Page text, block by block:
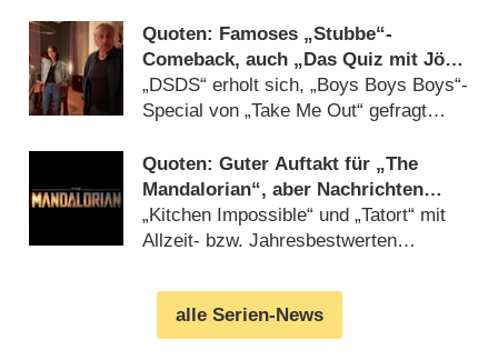
Quoten: Famoses „Stubbe“-
Comeback, auch „Das Quiz mit Jörg
Pilawa“ erfolgreich
„DSDS“ erholt sich, „Boys Boys Boys“-
Special von „Take Me Out“ gefragt
Quoten: Guter Auftakt für „The
Mandalorian“, aber Nachrichten
dominieren
„Kitchen Impossible“ und „Tatort“ mit
Allzeit- bzw. Jahresbestwerten
alle Serien-News